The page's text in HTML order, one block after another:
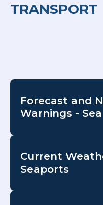
TRANSPORT
Forecast and
Warnings - Sea
Current
Seaports